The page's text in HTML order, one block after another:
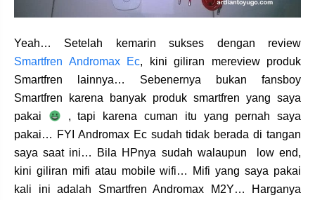
Yeah… Setelah kemarin sukses dengan review
Smartfren Andromax Ec, kini giliran mereview produk
Smartfren lainnya… Sebenernya bukan fansboy
Smartfren karena banyak produk smartfren yang saya
pakai
, tapi karena cuman itu yang pernah saya
pakai… FYI Andromax Ec sudah tidak berada di tangan
saya saat ini… Bila HPnya sudah walaupun low end,
kini giliran mifi atau mobile wifi… Mifi yang saya pakai
kali ini adalah Smartfren Andromax M2Y… Harganya